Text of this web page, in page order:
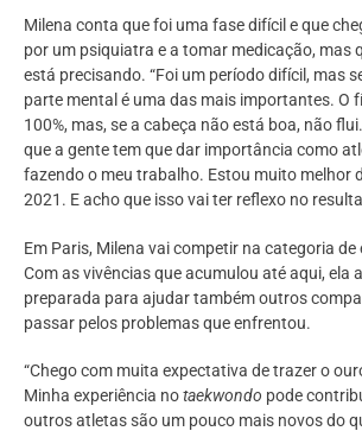
Milena conta que foi uma fase difícil e que
por um psiquiatra e a tomar medicação, mas
está precisando. “Foi um período difícil, mas
parte mental é uma das mais importantes. O
100%, mas, se a cabeça não está boa, não
que a gente tem que dar importância como
fazendo o meu trabalho. Estou muito melhor
2021. E acho que isso vai ter reflexo no
Em Paris, Milena vai competir na categoria de
Com as vivências que acumulou até aqui, ela
preparada para ajudar também outros
passar pelos problemas que enfrentou.
“Chego com muita expectativa de trazer o
Minha experiência notaekwondo pode
outros atletas são um pouco mais novos do